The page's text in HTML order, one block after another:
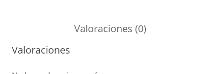
Valoraciones (0)
Valoraciones